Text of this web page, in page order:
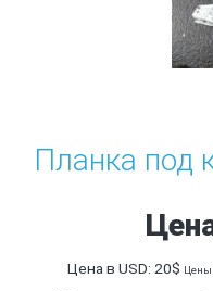
Планка под
Цена в USD: 20$ Цены